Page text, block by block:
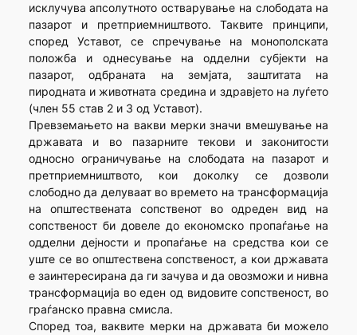
исклучува апсолутното остварување на слободата на
пазарот и претприемништвото. Таквите принципи,
според Уставот, се спречување на монополската
положба и однесување на одделни субјекти на
пазарот, одбраната на земјата, заштитата на
пиродната и животната средина и здравјето на луѓето
(член 55 став 2 и 3 од Уставот).
Превземањето на вакви мерки значи вмешување на
државата и во пазарните текови и законитости
односно ограничување на слободата на пазарот и
претприемништвото, кои доколку се дозволи
слободно да делуваат во времето на трансформација
на општествената сопственот во одреден вид на
сопственост би довеле до економско пропаѓање на
одделни дејности и пропаѓање на средства кои се
уште се во општествена сопственост, а кои државата
е заинтересирана да ги зачува и да овозможи и нивна
трансформација во еден од видовите сопственост, во
граѓанско правна смисла.
Според тоа, ваквите мерки на државата би можело